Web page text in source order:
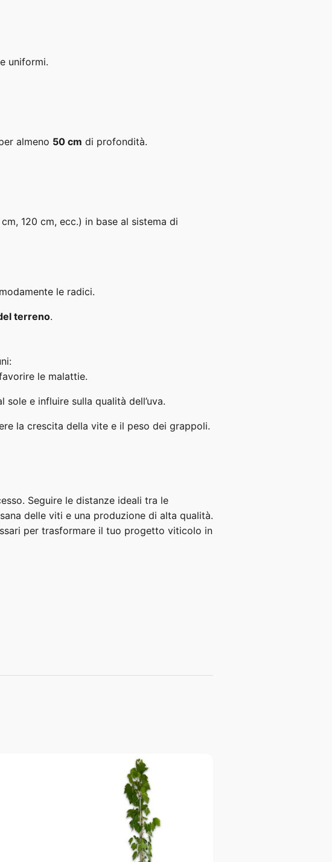
uniformi.
almeno 50 cm di profondità.
120 cm, ecc.) in base al sistema di
le radici.
terreno.
le malattie.
e influire sulla qualità dell’uva.
la crescita della vite e il peso dei grappoli.
Seguire le distanze ideali tra le
delle viti e una produzione di alta qualità.
per trasformare il tuo progetto viticolo in